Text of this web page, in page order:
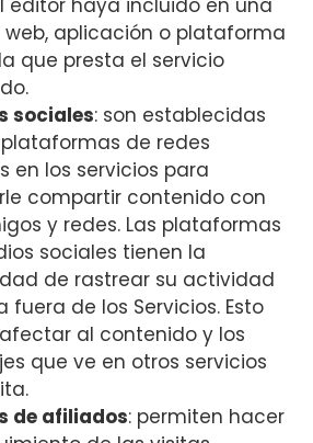
editor haya incluido en una
aplicación o plataforma
que presta el servicio
sociales: son establecidas
de redes
en los servicios para
compartir contenido con
y redes. Las plataformas
sociales tienen la
de rastrear su actividad
fuera de los Servicios. Esto
al contenido y los
que ve en otros servicios
de afiliados: permiten hacer